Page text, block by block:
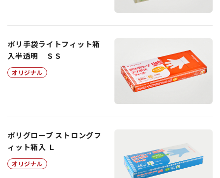
ポリ手袋ライトフィット箱
入半透明 ＳＳ
オリジナル
ポリグローブ ストロングフ
ィット箱入 Ｌ
オリジナル